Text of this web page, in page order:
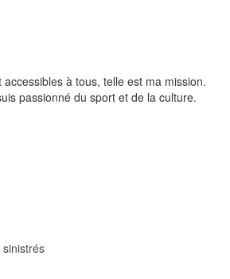
à tous, telle est ma mission.
passionné du sport et de la culture.